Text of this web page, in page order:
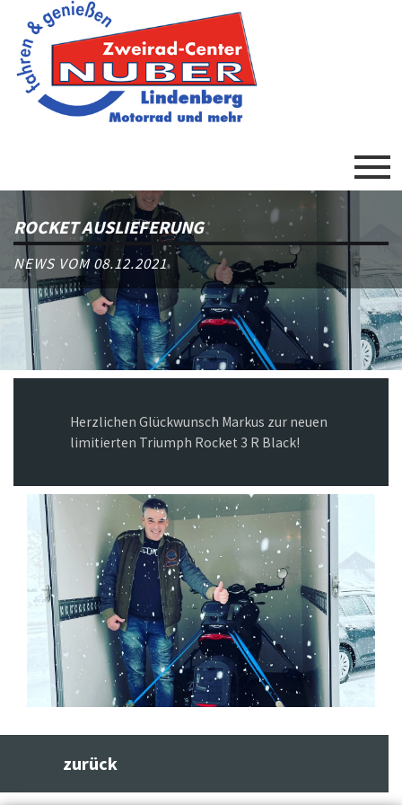
ROCKET AUSLIEFERUNG
NEWS VOM 08.12.2021
Herzlichen Glückwunsch Markus zur neuen
limitierten Triumph Rocket 3 R Black!
Previous Next
zurück